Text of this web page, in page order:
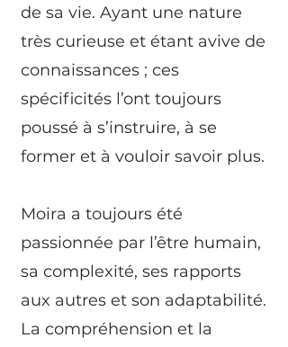
de sa vie. Ayant une nature
très curieuse et étant avive de
connaissances ; ces
spécificités l’ont toujours
poussé à s’instruire, à se
former et à vouloir savoir plus.
Moira a toujours été
passionnée par l’être humain,
sa complexité, ses rapports
aux autres et son adaptabilité.
La compréhension et la